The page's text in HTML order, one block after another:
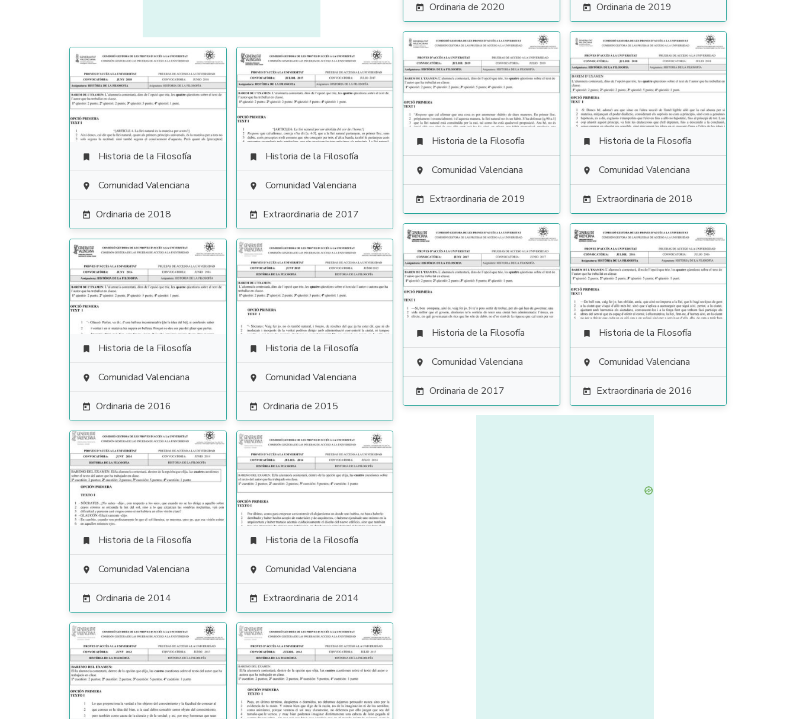
 Ordinaria de 2020  Ordinaria de 2019
 Historia de la Filosofía
 Comunidad Valenciana
 Extraordinaria de 2019
 Historia de la Filosofía
 Comunidad Valenciana
 Extraordinaria de 2018
 Historia de la Filosofía
 Comunidad Valenciana
 Ordinaria de 2018
 Historia de la Filosofía
 Comunidad Valenciana
 Extraordinaria de 2017
 Historia de la Filosofía
 Comunidad Valenciana
 Ordinaria de 2017
 Historia de la Filosofía
 Comunidad Valenciana
 Extraordinaria de 2016
 Historia de la Filosofía
 Comunidad Valenciana
 Ordinaria de 2016
 Historia de la Filosofía
 Comunidad Valenciana
 Ordinaria de 2015
 Historia de la Filosofía
 Comunidad Valenciana
 Ordinaria de 2014
 Historia de la Filosofía
 Comunidad Valenciana
 Extraordinaria de 2014